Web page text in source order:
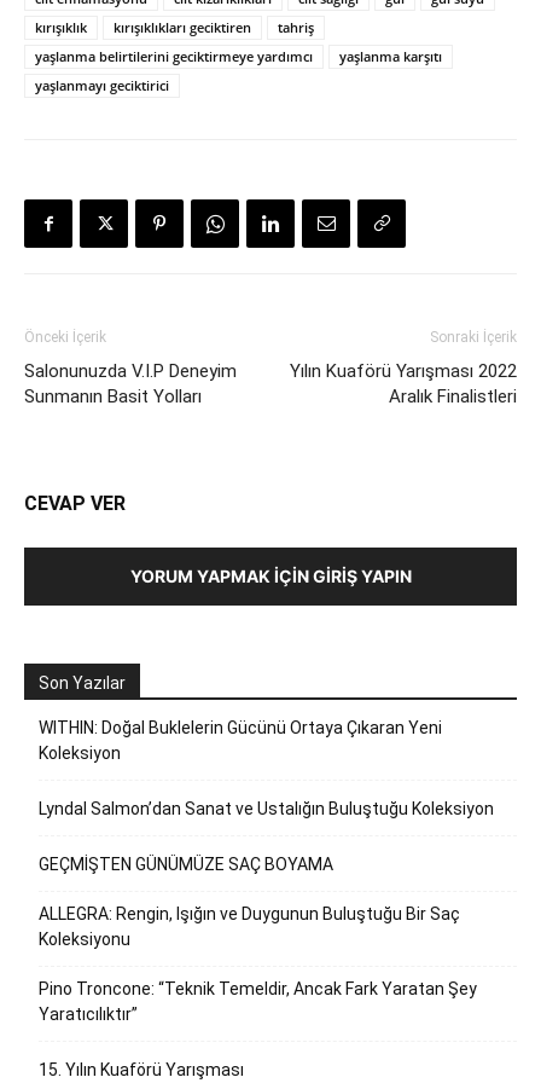
kırışıklık
kırışıklıkları geciktiren
tahriş
yaşlanma belirtilerini geciktirmeye yardımcı
yaşlanma karşıtı
yaşlanmayı geciktirici
Önceki İçerik
Salonunuzda V.I.P Deneyim
Sunmanın Basit Yolları
Sonraki İçerik
Yılın Kuaförü Yarışması 2022
Aralık Finalistleri
CEVAP VER
YORUM YAPMAK İÇIN GIRIŞ YAPIN
Son Yazılar
WITHIN: Doğal Buklelerin Gücünü Ortaya Çıkaran Yeni
Koleksiyon
Lyndal Salmon’dan Sanat ve Ustalığın Buluştuğu Koleksiyon
GEÇMİŞTEN GÜNÜMÜZE SAÇ BOYAMA
ALLEGRA: Rengin, Işığın ve Duygunun Buluştuğu Bir Saç
Koleksiyonu
Pino Troncone: “Teknik Temeldir, Ancak Fark Yaratan Şey
Yaratıcılıktır”
15. Yılın Kuaförü Yarışması